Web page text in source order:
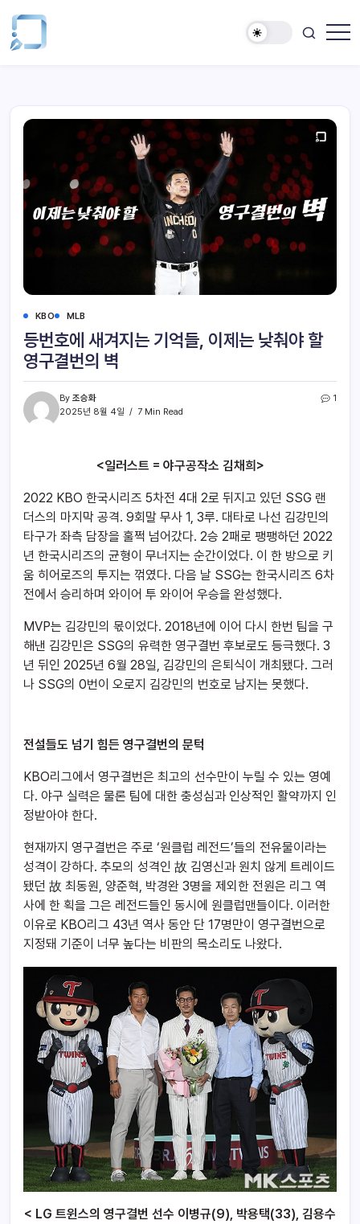
KBO MLB
등번호에 새겨지는 기억들, 이제는 낮춰야 할
영구결번의 벽
By 조승화
2025년 8월 4일
7 Min Read
1
<일러스트 = 야구공작소 김채희>
2022 KBO 한국시리즈 5차전 4대 2로 뒤지고 있던 SSG 랜
더스의 마지막 공격. 9회말 무사 1, 3루. 대타로 나선 김강민의
타구가 좌측 담장을 훌쩍 넘어갔다. 2승 2패로 팽팽하던 2022
년 한국시리즈의 균형이 무너지는 순간이었다. 이 한 방으로 키
움 히어로즈의 투지는 꺾였다. 다음 날 SSG는 한국시리즈 6차
전에서 승리하며 와이어 투 와이어 우승을 완성했다.
MVP는 김강민의 몫이었다. 2018년에 이어 다시 한번 팀을 구
해낸 김강민은 SSG의 유력한 영구결번 후보로도 등극했다. 3
년 뒤인 2025년 6월 28일, 김강민의 은퇴식이 개최됐다. 그러
나 SSG의 0번이 오로지 김강민의 번호로 남지는 못했다.
전설들도 넘기 힘든 영구결번의 문턱
KBO리그에서 영구결번은 최고의 선수만이 누릴 수 있는 영예
다. 야구 실력은 물론 팀에 대한 충성심과 인상적인 활약까지 인
정받아야 한다.
현재까지 영구결번은 주로 ‘원클럽 레전드’들의 전유물이라는
성격이 강하다. 추모의 성격인 故 김영신과 원치 않게 트레이드
됐던 故 최동원, 양준혁, 박경완 3명을 제외한 전원은 리그 역
사에 한 획을 그은 레전드들인 동시에 원클럽맨들이다. 이러한
이유로 KBO리그 43년 역사 동안 단 17명만이 영구결번으로
지정돼 기준이 너무 높다는 비판의 목소리도 나왔다.
< LG 트윈스의 영구결번 선수 이병규(9), 박용택(33), 김용수